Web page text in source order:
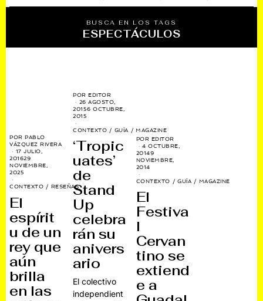
BUSCA EN LOS TAGS
ESPECTÁCULOS
PORPABLO
VÁZQUEZ RIVERA
17 JULIO,
201629
NOVIEMBRE,
2025
CONTEXTO / RESEÑAS
El
espírit
u de un
rey que
aún
brilla
en las
POREDITOR
26 AGOSTO,
20156 OCTUBRE,
2015
CONTEXTO / GUÍA / MAGAZINE
‘Tropic
uates’
de
Stand
Up
celebra
rán su
anivers
ario
El colectivo
independient
POR EDITOR
4 OCTUBRE,
20149
NOVIEMBRE,
2014
CONTEXTO / GUÍA / MAGAZINE
El
Festiva
l
Cervan
tino se
extiend
e a